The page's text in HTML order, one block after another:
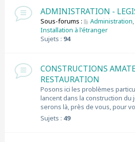
ADMINISTRATION -
Sous-forums : Administration,
Installation à l'étranger
Sujets : 94
CONSTRUCTIONS
RESTAURATION
Posons ici les problèmes
lancent dans la construction du
serons là, près de vous, pour
Sujets : 49